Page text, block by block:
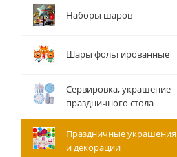
Наборы шаров
Шары фольгированные
Сервировка, украшение
праздничного стола
Праздничные украшения
и декорации